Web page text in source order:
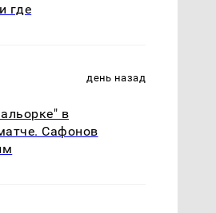
где
день назад
в
Сафонов